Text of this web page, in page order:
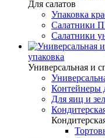
Для салатов
Упаковка
Салатники
упаковка
Универсальная и
Контейнеры
Для яиц и